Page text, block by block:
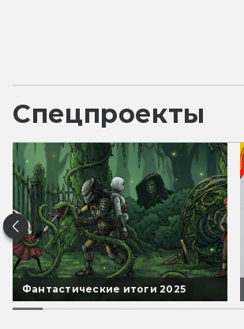
Спецпроекты
Фантастические итоги 2025